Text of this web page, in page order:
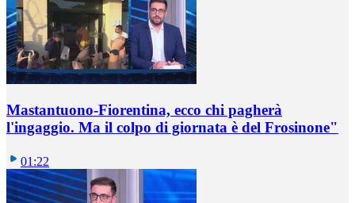
Mastantuono-Fiorentina, ecco chi pagherà
l'ingaggio. Ma il colpo di giornata è del Frosinone"
01:22